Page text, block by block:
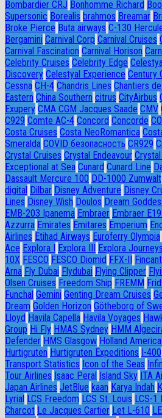
Bombardier CRJ Bonhomme Richard
Supersonic Borealis brahmos Breamar
Broke Pierce Buta airways C-130
Bergamini Carnival Corp Carnival Cruises
Carnival Fascination Carnival Horison
Celebrity Cruises Celebrity Edge
Discovery Celestyal Experience Century
Cessna CH-4 Chandris Lines Chantiers
Eastern China Southern citrus CityAirbus
Exupery CMA CGM Jacques Saade CMV
C929 Comte AC-4 Concord Concorde
Costa Cruises Costa NeoRomantica
Smeralda COVID безопасность CR929
Crystal Cruises Crystal Endeavour
Exceptional at Sea Cunard Cunard Line
Dassault Mercure 100 DD-1000 Zumwalt
digital Dilbar Disney Adventure Disney
Lines Disney Wish Doulos Dream
EMB-203 Ipanema Embraer Embraer
Azzurra Emirates Emitares Emperium
Airlines Etihad Airways Euroferry Olympia
Ace Explora I Explora III Explora Journeys
10X FESCO FESCO Diomid FFX-II
Arna Fly Dubai Flydubai Flying Clipper
Olsen Cruises Freedom Ship FREMM
Funchal Gemini Genting Dream Cruises
Dream Golden Horizon Götheborg of
Lloyd Havila Capella Havila Voyages
Group Hi Fly HMAS Sydney HMM
Defender HMS Glasgow Holland
Hurtigruten Hurtigruten Expeditions I-400
Transport Statistics Icon of the Seas
Tour Airlines Isaac Peral Island Sky ITA
Japan Airlines JetBlue kaan Karya Indah
Lyrial LCS Freedom LCS St. Louis LCS-1
Charcot Le Jacques Cartier Let L-610